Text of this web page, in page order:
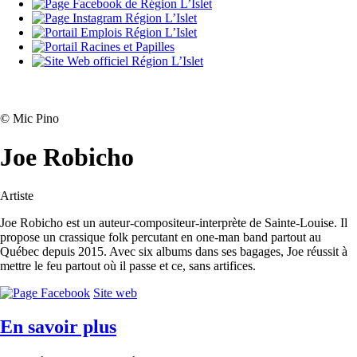
© Mic Pino
Joe Robicho
Artiste
Joe Robicho est un auteur-compositeur-interprète de Sainte-Louise. Il
propose un crassique folk percutant en one-man band partout au
Québec depuis 2015. Avec six albums dans ses bagages, Joe réussit à
mettre le feu partout où il passe et ce, sans artifices.
Site web
En savoir plus